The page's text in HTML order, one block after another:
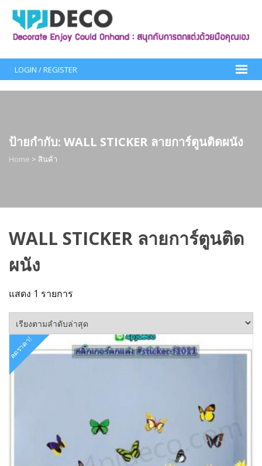
content
LOGIN / REGISTER
ป้ายกำกับ: WALL STICKER ลายการ์ตูนติดผนัง
Home > สินค้า
WALL STICKER ลายการ์ตูนติด
ผนัง
แสดง 1 รายการ
ลดราคา!